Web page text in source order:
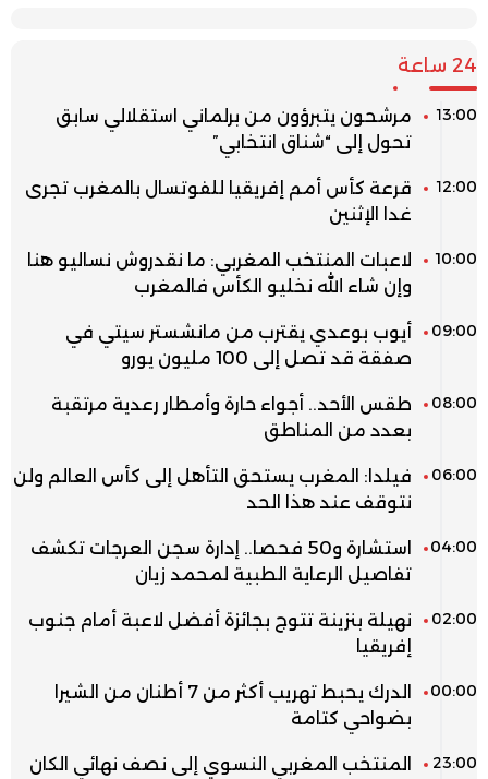
24 ساعة
13:00
مرشحون يتبرؤون من برلماني استقلالي سابق
تحول إلى “شناق انتخابي”
12:00
قرعة كأس أمم إفريقيا للفوتسال بالمغرب تجرى
غدا الإثنين
10:00
لاعبات المنتخب المغربي: ما نقدروش نساليو هنا
وإن شاء الله نخليو الكأس فالمغرب
09:00
أيوب بوعدي يقترب من مانشستر سيتي في
صفقة قد تصل إلى 100 مليون يورو
08:00
طقس الأحد.. أجواء حارة وأمطار رعدية مرتقبة
بعدد من المناطق
06:00
فيلدا: المغرب يستحق التأهل إلى كأس العالم ولن
نتوقف عند هذا الحد
04:00
استشارة و50 فحصا.. إدارة سجن العرجات تكشف
تفاصيل الرعاية الطبية لمحمد زيان
02:00
نهيلة بنزينة تتوج بجائزة أفضل لاعبة أمام جنوب
إفريقيا
00:00
الدرك يحبط تهريب أكثر من 7 أطنان من الشيرا
بضواحي كتامة
23:00
المنتخب المغربي النسوي إلى نصف نهائي الكان